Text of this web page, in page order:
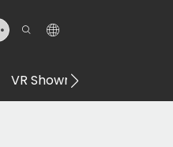
VR Showroom